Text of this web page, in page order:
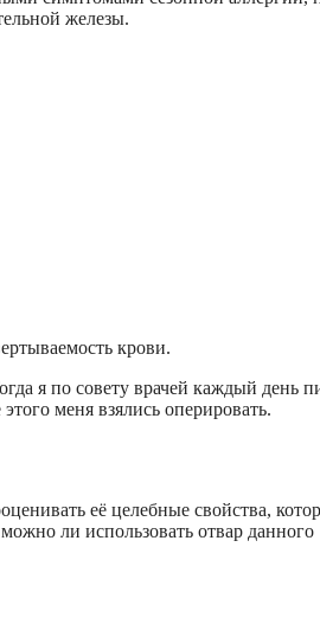
железы.
крови.
я по совету врачей каждый день
меня взялись оперировать.
её целебные свойства,
ли использовать отвар данного